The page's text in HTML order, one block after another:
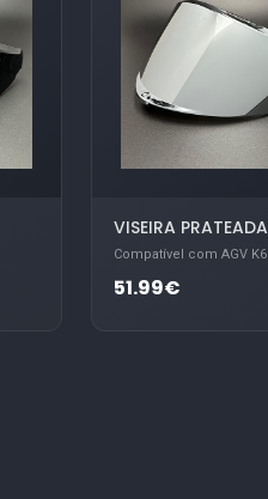
VISEIRA PRATEADA
Compatível com AGV K6
51.99€